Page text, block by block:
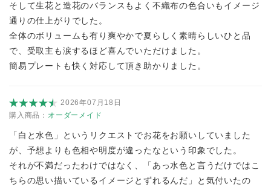
そして生花と造花のバランスもよく不織布の色合いもイメージ
通りの仕上がりでした。
全体のボリュームも有り爽やかで夏らしく素晴らしいひと品
で、受取主も涙するほど喜んでいただけました。
簡易プレートも快く対応して頂き助かりました。
2026年07月18日
購入商品： オーダーメイド
「白と水色」というリクエストでお花をお願いしていました
が、予想よりも色相や明度が違ったなという印象でした。
それが不満だったわけではなく、「あっ水色と言うだけではこ
ちらの思い描いているイメージとずれるんだ」と気付いたの